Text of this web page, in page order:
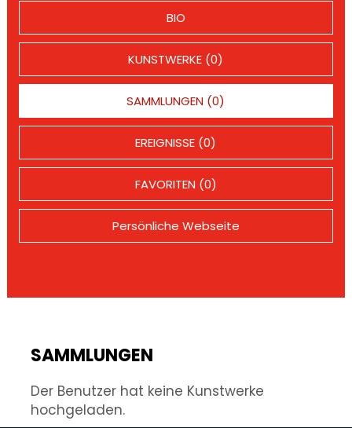
BIO
KUNSTWERKE (0)
SAMMLUNGEN (0)
EREIGNISSE (0)
FAVORITEN (0)
Persönliche Webseite
SAMMLUNGEN
Der Benutzer hat keine Kunstwerke
hochgeladen.